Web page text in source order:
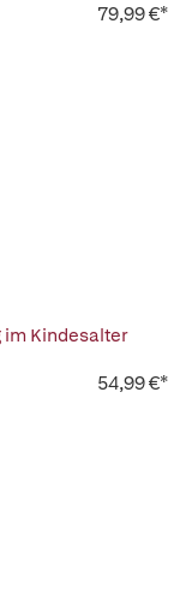
79,99 €*
im Kindesalter
54,99 €*